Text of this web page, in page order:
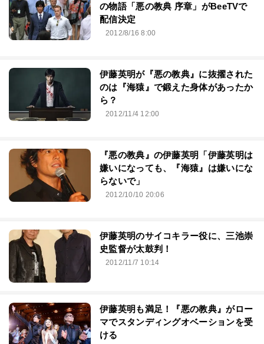
の物語「悪の教典 序章」がBeeTVで
配信決定
2012/8/16 8:00
伊藤英明が『悪の教典』に抜擢された
のは『海猿』で鍛えた身体があったか
ら？
2012/11/4 12:00
『悪の教典』の伊藤英明「伊藤英明は
嫌いになっても、『海猿』は嫌いにな
らないで」
2012/10/10 20:06
伊藤英明のサイコキラー役に、三池崇
史監督が太鼓判！
2012/11/7 10:14
伊藤英明も満足！『悪の教典』がロー
マでスタンディングオベーションを受
ける